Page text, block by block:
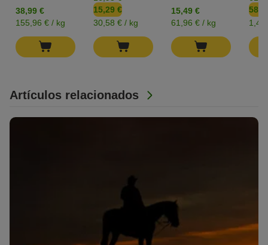
Artículos relacionados
38,99 €
155,96 € / kg
15,29 €
30,58 € / kg
15,49 €
61,96 € / kg
1,47